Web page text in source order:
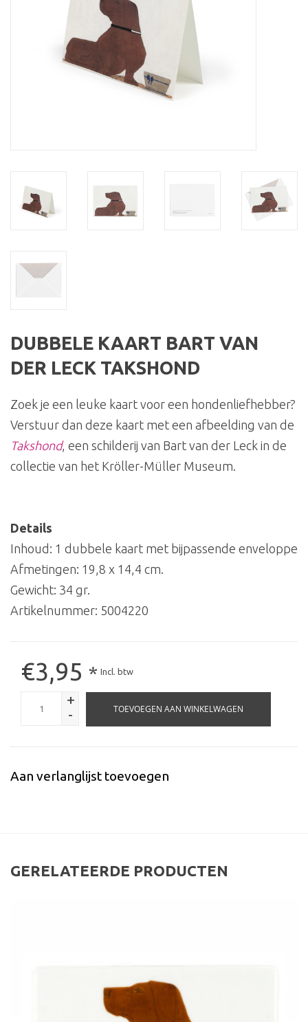
DUBBELE KAART BART VAN
DER LECK TAKSHOND
Zoek je een leuke kaart voor een hondenliefhebber?
Verstuur dan deze kaart met een afbeelding van de
Takshond, een schilderij van Bart van der Leck in de
collectie van het Kröller-Müller Museum.
Details
Inhoud: 1 dubbele kaart met bijpassende enveloppe
Afmetingen: 19,8 x 14,4 cm.
Gewicht: 34 gr.
Artikelnummer: 5004220
€3,95 * Incl. btw
+
-
TOEVOEGEN AAN WINKELWAGEN
Aan verlanglijst toevoegen
GERELATEERDE PRODUCTEN